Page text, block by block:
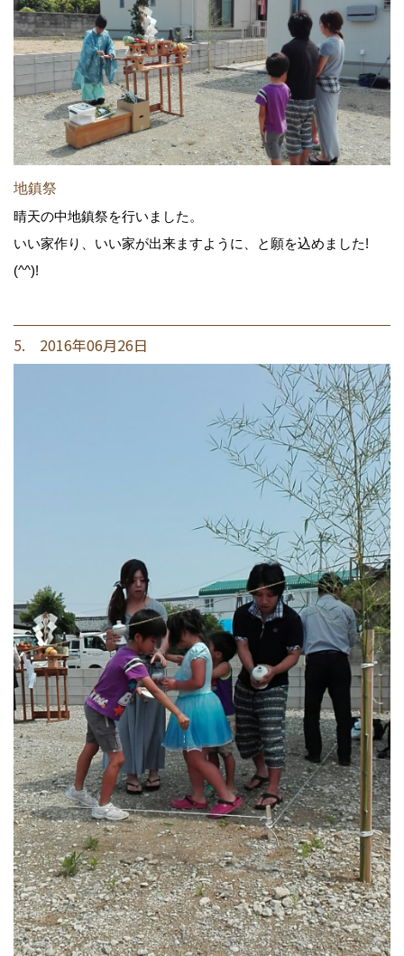
地鎮祭
晴天の中地鎮祭を行いました。
いい家作り、いい家が出来ますように、と願を込めました!
(^^)!
5. 2016年06月26日